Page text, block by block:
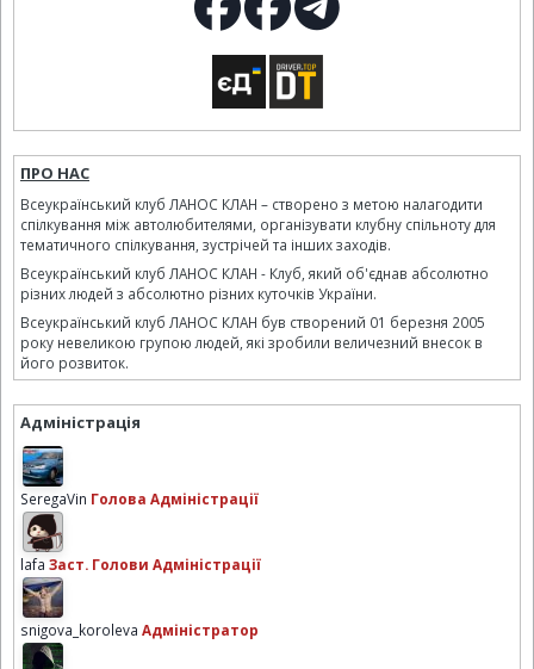
ПРО НАС
Всеукраїнський клуб ЛАНОС КЛАН – створено з метою налагодити
спілкування між автолюбителями, організувати клубну спільноту для
тематичного спілкування, зустрічей та інших заходів.
Всеукраїнський клуб ЛАНОС КЛАН - Клуб, який об'єднав абсолютно
різних людей з абсолютно різних куточків України.
Всеукраїнський клуб ЛАНОС КЛАН був створений 01 березня 2005
року невеликою групою людей, які зробили величезний внесок в
його розвиток.
Адміністрація
SeregaVin Голова Адміністрації
lafa Заст. Голови Адміністрації
snigova_koroleva Адміністратор